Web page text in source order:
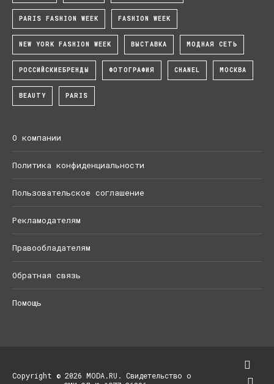
PARIS FASHION WEEK FASHION WEEK
NEW YORK FASHION WEEK ВЫСТАВКА МОДНАЯ СЕТЬ
РОССИЙСКИЕБРЕНДЫ ФОТОГРАФИЯ CHANEL МОСКВА
BEAUTY PARIS
О компании
Политика конфиденциальности
Пользовательское соглашение
Рекламодателям
Правообладателям
Обратная связь
Помощь
Copyright © 2026 MODA.RU. Свидетельство о